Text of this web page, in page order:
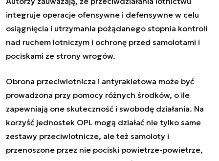
integruje operacje ofensywne i defensywne w celu
osiągnięcia i utrzymania pożądanego stopnia kontroli
nad ruchem lotniczym i ochronę przed samolotami i
pociskami ze strony wrogów.
Obrona przeciwlotnicza i antyrakietowa może być
prowadzona przy pomocy różnych środków, o ile
zapewniają one skuteczność i swobodę działania. Na
korzyść jednostek OPL mogą działać nie tylko same
zestawy przeciwlotnicze, ale też samoloty i
przenoszone przez nie pociski powietrze-powietrze,